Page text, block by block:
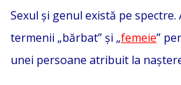
Sexul și genul există pe
termenii „bărbat” și „femeie”
unei persoane atribuit la